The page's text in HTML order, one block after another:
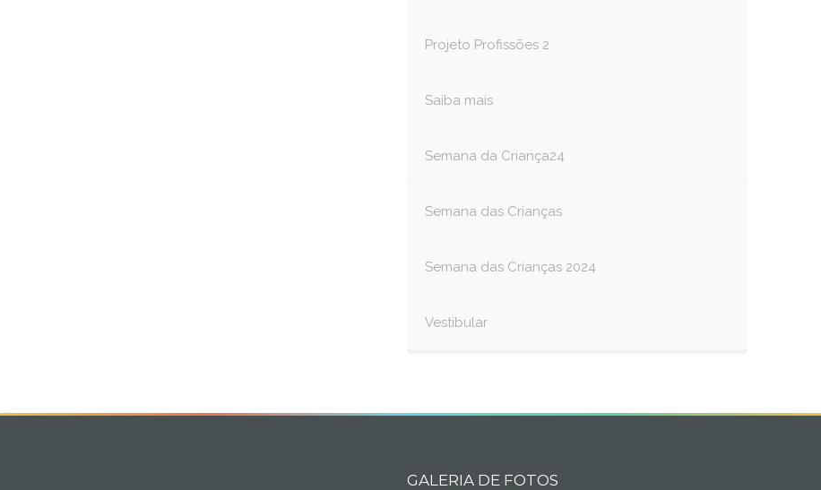
Projeto Profissões 2
Saiba mais
Semana da Criança24
Semana das Crianças
Semana das Crianças 2024
Vestibular
GALERIA DE FOTOS